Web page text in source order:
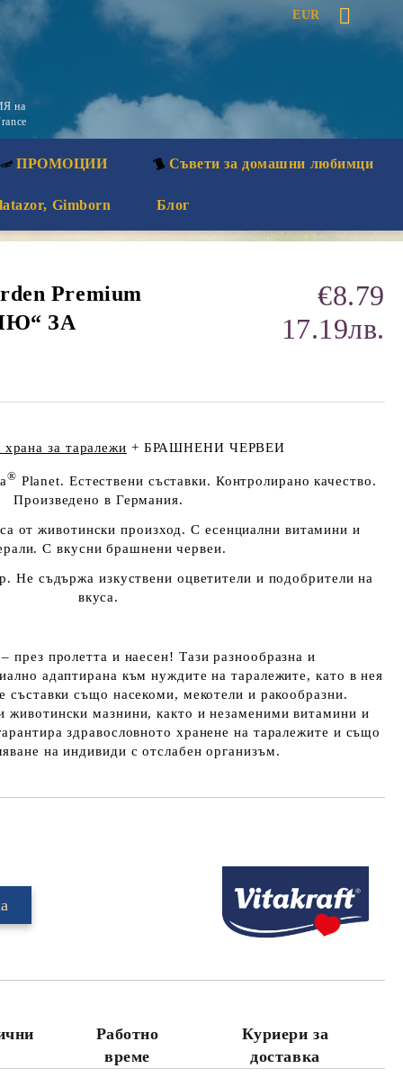
EUR
на
ПРОМОЦИИ Съвети за домашни любимци
Gimborn Блог
Premium
ЗА
€8.79
17.19лв.
за таралежи + БРАШНЕНИ ЧЕРВЕИ
® Planet. Естествени съставки. Контролирано качество.
Произведено в Германия.
от животински произход. С есенциални витамини и
С вкусни брашнени червеи.
Не съдържа изкуствени оцветители и подобрители на
вкуса.
през пролетта и наесен! Тази разнообразна и
адаптирана към нуждите на таралежите, като в нея
съставки също насекоми, мекотели и ракообразни.
животински мазнини, както и незаменими витамини и
здравословното хранене на таралежите и също
на индивиди с отслабен организъм.
Работно
време
Куриери за
доставка